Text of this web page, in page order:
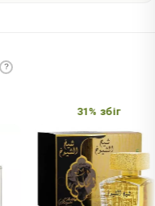
?
31% збіг